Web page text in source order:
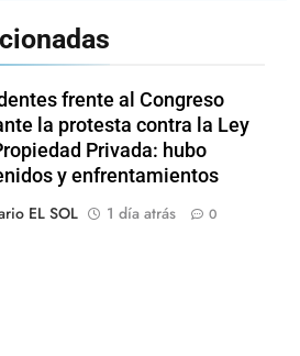
frente al Congreso
la protesta contra la Ley
Privada: hubo
y enfrentamientos
EL SOL
1 día atrás 0